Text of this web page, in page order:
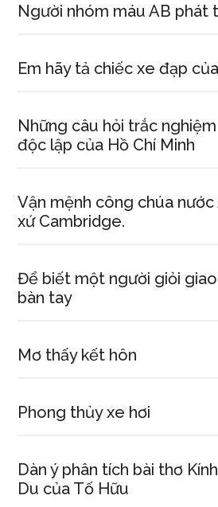
Người nhóm máu AB phát
Em hãy tả chiếc xe đạp
Những câu hỏi trắc
độc lập của Hồ Chí Minh
Vận mệnh công chúa
xứ Cambridge.
Để biết một người giỏi
bàn tay
Mơ thấy kết hôn
Phong thủy xe hơi
Dàn ý phân tích bài thơ
Du của Tố Hữu